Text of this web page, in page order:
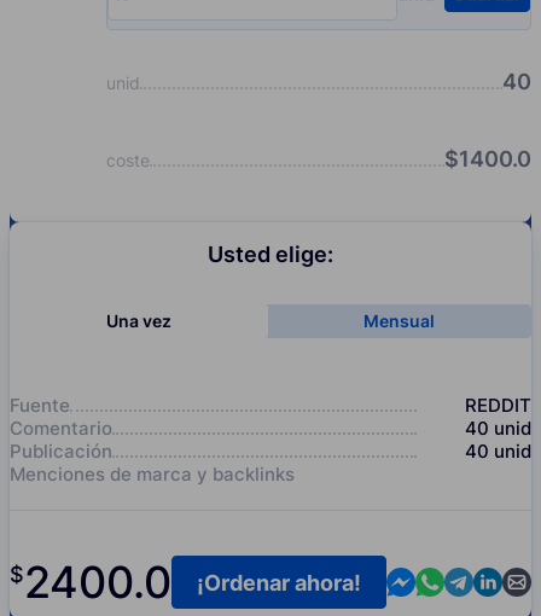
unid 40
coste $1400.0
Usted elige:
Una vez Mensual
Fuente
REDDIT
Comentario
40 unid
Publicación
40 unid
Menciones de marca y backlinks
$2400.0 Contact us in
Contact us
Contact
¡Ordenar ahora!